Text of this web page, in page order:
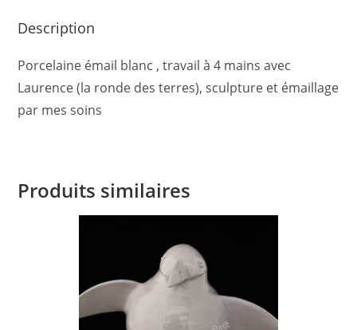
Description
Porcelaine émail blanc , travail à 4 mains avec
Laurence (la ronde des terres), sculpture et émaillage
par mes soins
Produits similaires